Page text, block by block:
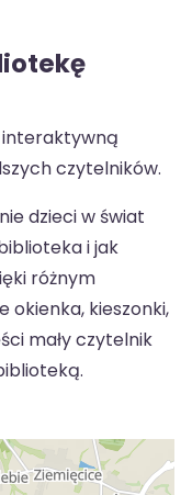
czytelników.
dzieci w świat
i jak
różnym
kieszonki,
mały czytelnik